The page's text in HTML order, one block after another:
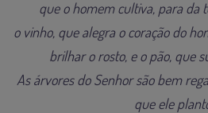
que o homem cultiva, para da
o vinho, que alegra o coração do
brilhar o rosto, e o pão, que
As árvores do Senhor são bem
que ele